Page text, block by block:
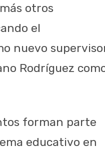
otros
el
nuevo
Rodríguez
forman parte
educativo en